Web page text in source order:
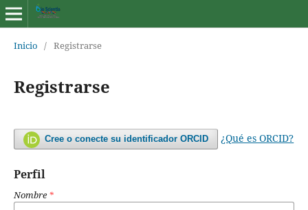
Inicio / Registrarse
Registrarse
Cree o conecte su identificador ORCID ¿Qué es ORCID?
Perfil
Nombre*